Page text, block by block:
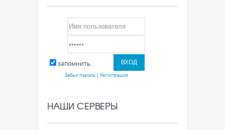
запомнить
Забыл пароль| Регистрация
НАШИ СЕРВЕРЫ